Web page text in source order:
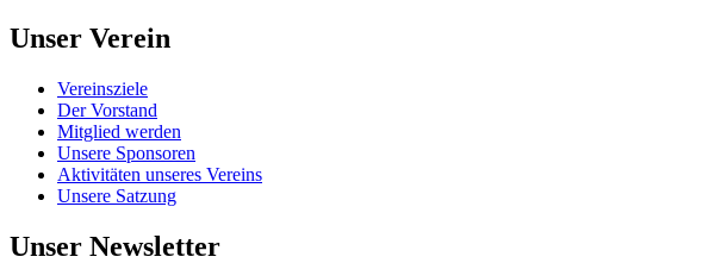
Unser Verein
Vereinsziele
Der Vorstand
Mitglied werden
Unsere Sponsoren
Aktivitäten unseres Vereins
Unsere Satzung
Unser Newsletter